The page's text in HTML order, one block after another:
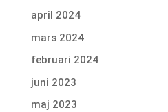
april 2024
mars 2024
februari 2024
juni 2023
maj 2023